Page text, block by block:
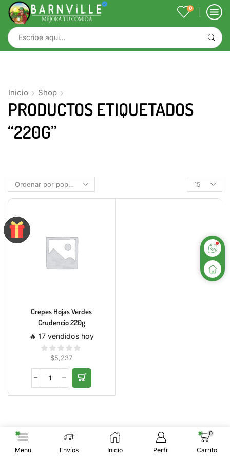
0
Inicio Shop
PRODUCTOS ETIQUETADOS
“220G”
Crepes Hojas Verdes
Crudencio 220g
🔥 17 vendidos hoy
$5,237
Menu Envíos Inicio Perfil
0
Carrito